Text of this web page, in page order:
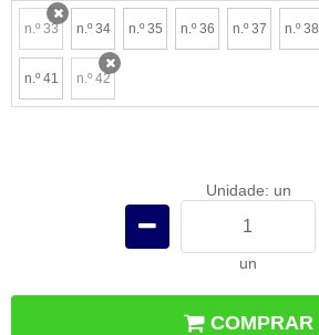
n.º 33
x n.º 34 n.º 35 n.º 36 n.º 37 n.º 38
n.º 41 n.º 42
x
Unidade: un
un
COMPRAR